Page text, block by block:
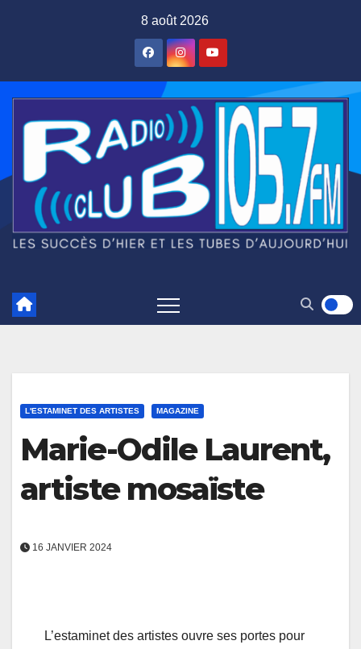
8 août 2026
L'ESTAMINET DES ARTISTES MAGAZINE
Marie-Odile Laurent,
artiste mosaïste
16 JANVIER 2024
L’estaminet des artistes ouvre ses portes pour